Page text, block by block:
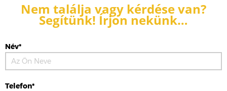
Nem találja vagy kérdése van?
Segítünk! Írjon nekünk…
Név*
Telefon*